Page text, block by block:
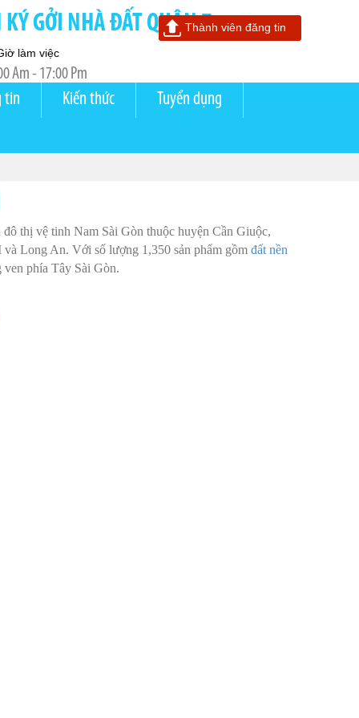
GỞI NHÀ ĐẤT QUẬN 7
làm việc
Am - 17:00 Pm
Thành viên đăng tin
tin Kiến thức
Tuyển dụng
thị vệ tinh Nam Sài Gòn thuộc huyện Cần Giuộc,
Long An. Với số lượng 1,350 sản phẩm gồm đất nền
ven phía Tây Sài Gòn.